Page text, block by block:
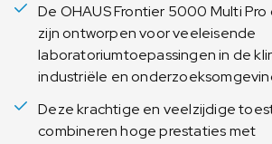
De OHAUS Frontier 5000 Multi
zijn ontworpen voor veeleisende
laboratoriumtoepassingen in de
industriële en
Deze krachtige en veelzijdige
combineren hoge prestaties met